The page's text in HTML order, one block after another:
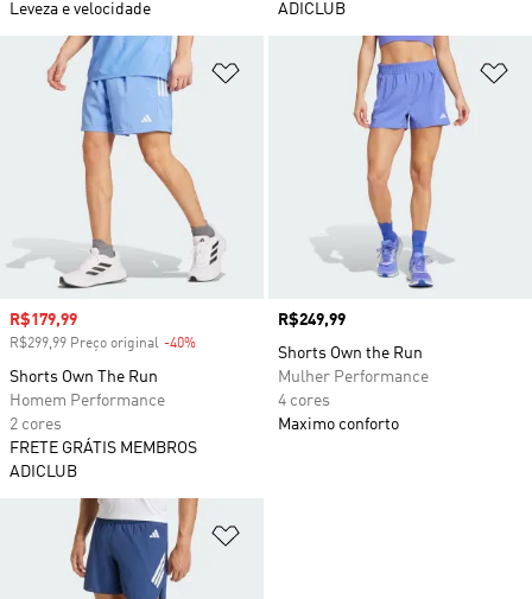
Leveza e velocidade
ADICLUB
Adicionar à Lista de Desejos
Preço com desconto
R$179,99
R$299,99 Preço original -40%
Shorts Own The Run
Homem Performance
2 cores
FRETE GRÁTIS MEMBROS
ADICLUB
Preço
R$249,99
Shorts Own the Run
Mulher Performance
4 cores
Maximo conforto